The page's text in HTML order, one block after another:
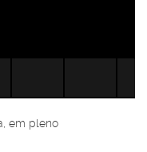
em pleno